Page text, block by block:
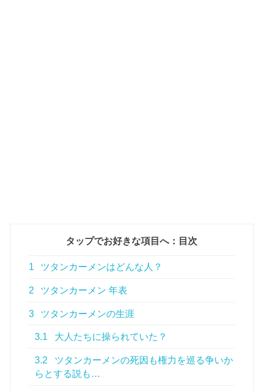
タップでお好きな項目へ：目次
1 ツタンカーメンはどんな人？
2 ツタンカーメン 年表
3 ツタンカーメンの生涯
3.1 大人たちに操られていた？
3.2
ツタンカーメンの死因も権力を巡る争いか
らとする説も…